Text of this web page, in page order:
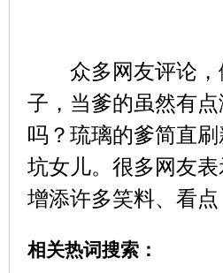
众多网友评论，
子，当爹的虽然有
吗？琉璃的爹简直
坑女儿。很多网友
增添许多笑料、看
相关热词搜索：